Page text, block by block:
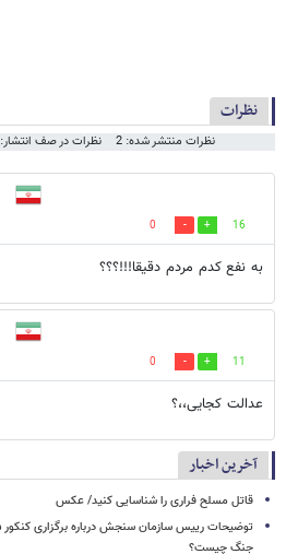
نظرات
نظرات منتشر شده: 2 نظرات در صف انتشار: 0
16
0
به نفع کدم مردم دقیقا!!!؟؟؟
11
0
عدالت کجایی،،؟
آخرین اخبار
قاتل مسلح فراری را شناسایی کنید/ عکس
جنگ چیست؟